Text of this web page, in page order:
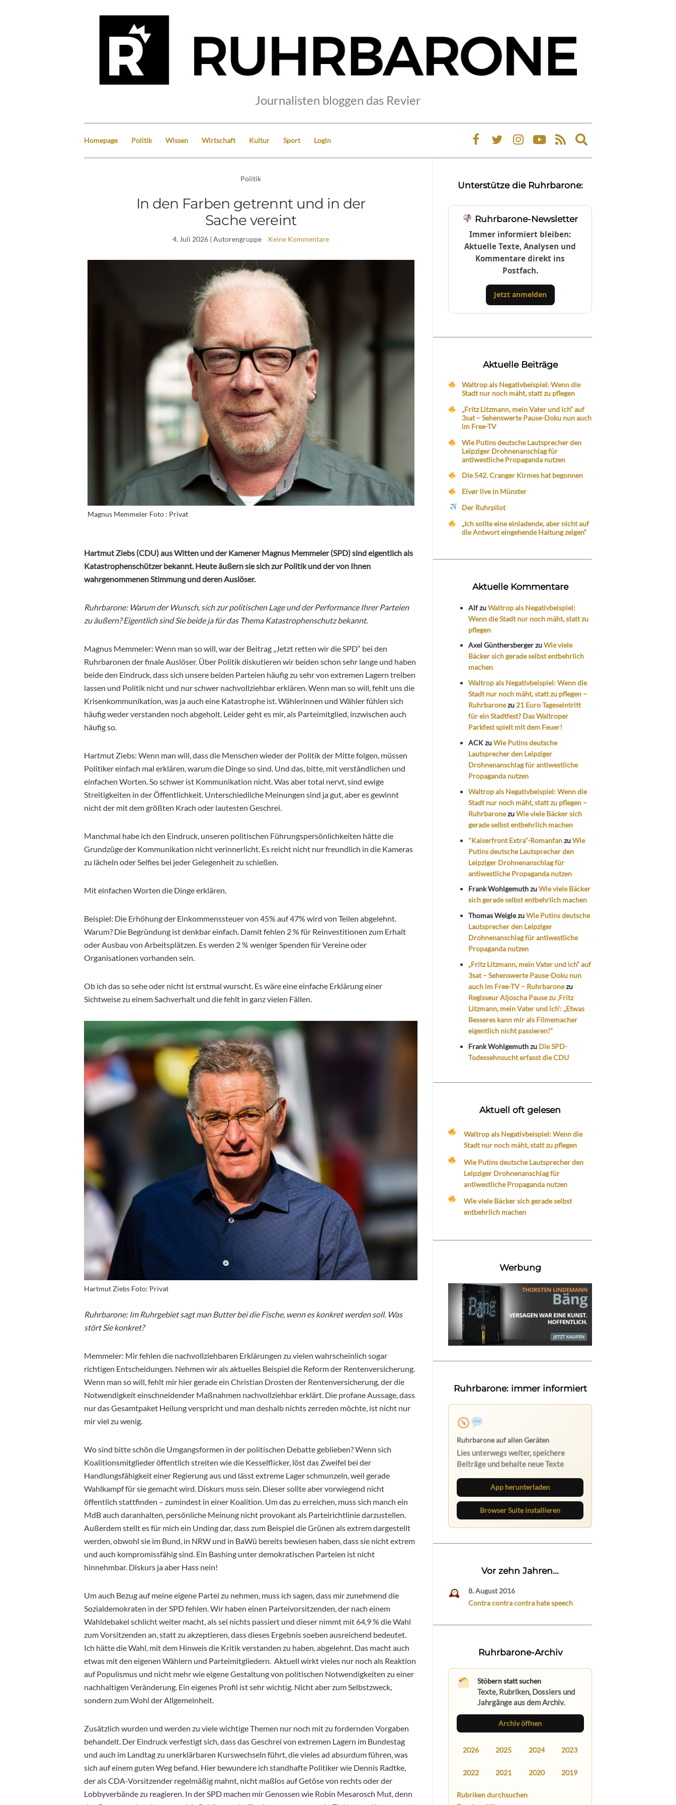
Journalisten bloggen das Revier
Homepage Politik Wissen Wirtschaft Kultur Sport Login
Expand
search
Politik
In den Farben getrennt und in der
Sache vereint
4. Juli 2026 | Autorengruppe Keine Kommentare
Magnus Memmeler Foto : Privat
Hartmut Ziebs (CDU) aus Witten und der Kamener Magnus Memmeler (SPD) sind eigentlich als
Katastrophenschützer bekannt. Heute äußern sie sich zur Politik und der von Ihnen
wahrgenommenen Stimmung und deren Auslöser.
Ruhrbarone: Warum der Wunsch, sich zur politischen Lage und der Performance Ihrer Parteien
zu äußern? Eigentlich sind Sie beide ja für das Thema Katastrophenschutz bekannt.
Magnus Memmeler: Wenn man so will, war der Beitrag „Jetzt retten wir die SPD“ bei den
Ruhrbaronen der finale Auslöser. Über Politik diskutieren wir beiden schon sehr lange und haben
beide den Eindruck, dass sich unsere beiden Parteien häufig zu sehr von extremen Lagern treiben
lassen und Politik nicht und nur schwer nachvollziehbar erklären. Wenn man so will, fehlt uns die
Krisenkommunikation, was ja auch eine Katastrophe ist. Wählerinnen und Wähler fühlen sich
häufig weder verstanden noch abgeholt. Leider geht es mir, als Parteimitglied, inzwischen auch
häufig so.
Hartmut Ziebs: Wenn man will, dass die Menschen wieder der Politik der Mitte folgen, müssen
Politiker einfach mal erklären, warum die Dinge so sind. Und das, bitte, mit verständlichen und
einfachen Worten. So schwer ist Kommunikation nicht. Was aber total nervt, sind ewige
Streitigkeiten in der Öffentlichkeit. Unterschiedliche Meinungen sind ja gut, aber es gewinnt
nicht der mit dem größten Krach oder lautesten Geschrei.
Manchmal habe ich den Eindruck, unseren politischen Führungspersönlichkeiten hätte die
Grundzüge der Kommunikation nicht verinnerlicht. Es reicht nicht nur freundlich in die Kameras
zu lächeln oder Selfies bei jeder Gelegenheit zu schießen.
Mit einfachen Worten die Dinge erklären.
Beispiel: Die Erhöhung der Einkommenssteuer von 45% auf 47% wird von Teilen abgelehnt.
Warum? Die Begründung ist denkbar einfach. Damit fehlen 2 % für Reinvestitionen zum Erhalt
oder Ausbau von Arbeitsplätzen. Es werden 2 % weniger Spenden für Vereine oder
Organisationen vorhanden sein.
Ob ich das so sehe oder nicht ist erstmal wurscht. Es wäre eine einfache Erklärung einer
Sichtweise zu einem Sachverhalt und die fehlt in ganz vielen Fällen.
Hartmut Ziebs Foto: Privat
Ruhrbarone: Im Ruhrgebiet sagt man Butter bei die Fische, wenn es konkret werden soll. Was
stört Sie konkret?
Memmeler: Mir fehlen die nachvollziehbaren Erklärungen zu vielen wahrscheinlich sogar
richtigen Entscheidungen. Nehmen wir als aktuelles Beispiel die Reform der Rentenversicherung.
Wenn man so will, fehlt mir hier gerade ein Christian Drosten der Rentenversicherung, der die
Notwendigkeit einschneidender Maßnahmen nachvollziehbar erklärt. Die profane Aussage, dass
nur das Gesamtpaket Heilung verspricht und man deshalb nichts zerreden möchte, ist nicht nur
mir viel zu wenig.
Wo sind bitte schön die Umgangsformen in der politischen Debatte geblieben? Wenn sich
Koalitionsmitglieder öffentlich streiten wie die Kesselflicker, löst das Zweifel bei der
Handlungsfähigkeit einer Regierung aus und lässt extreme Lager schmunzeln, weil gerade
Wahlkampf für sie gemacht wird. Diskurs muss sein. Dieser sollte aber vorwiegend nicht
öffentlich stattfinden – zumindest in einer Koalition. Um das zu erreichen, muss sich manch ein
MdB auch daranhalten, persönliche Meinung nicht provokant als Parteirichtlinie darzustellen.
Außerdem stellt es für mich ein Unding dar, dass zum Beispiel die Grünen als extrem dargestellt
werden, obwohl sie im Bund, in NRW und in BaWü bereits bewiesen haben, dass sie nicht extrem
und auch kompromissfähig sind. Ein Bashing unter demokratischen Parteien ist nicht
hinnehmbar. Diskurs ja aber Hass nein!
Um auch Bezug auf meine eigene Partei zu nehmen, muss ich sagen, dass mir zunehmend die
Sozialdemokraten in der SPD fehlen. Wir haben einen Parteivorsitzenden, der nach einem
Wahldebakel schlicht weiter macht, als sei nichts passiert und dieser nimmt mit 64,9 % die Wahl
zum Vorsitzenden an, statt zu akzeptieren, dass dieses Ergebnis soeben ausreichend bedeutet.
Ich hätte die Wahl, mit dem Hinweis die Kritik verstanden zu haben, abgelehnt. Das macht auch
etwas mit den eigenen Wählern und Parteimitgliedern. Aktuell wirkt vieles nur noch als Reaktion
auf Populismus und nicht mehr wie eigene Gestaltung von politischen Notwendigkeiten zu einer
nachhaltigen Veränderung. Ein eigenes Profil ist sehr wichtig. Nicht aber zum Selbstzweck,
sondern zum Wohl der Allgemeinheit.
Zusätzlich wurden und werden zu viele wichtige Themen nur noch mit zu fordernden Vorgaben
behandelt. Der Eindruck verfestigt sich, dass das Geschrei von extremen Lagern im Bundestag
und auch im Landtag zu unerklärbaren Kurswechseln führt, die vieles ad absurdum führen, was
sich auf einem guten Weg befand. Hier bewundere ich standhafte Politiker wie Dennis Radtke,
der als CDA-Vorsitzender regelmäßig mahnt, nicht maßlos auf Getöse von rechts oder der
Lobbyverbände zu reagieren. In der SPD machen mir Genossen wie Robin Mesarosch Mut, denn
Unterstütze die Ruhrbarone:
Ruhrbarone-Newsletter
Immer informiert bleiben:
Aktuelle Texte, Analysen und
Kommentare direkt ins
Postfach.
Jetzt anmelden
Aktuelle Beiträge
Waltrop als Negativbeispiel: Wenn die
Stadt nur noch mäht, statt zu pflegen
„Fritz Litzmann, mein Vater und ich“ auf
3sat – Sehenswerte Pause-Doku nun auch
im Free-TV
Wie Putins deutsche Lautsprecher den
Leipziger Drohnenanschlag für
antiwestliche Propaganda nutzen
Die 542. Cranger Kirmes hat begonnen
Eivør live in Münster
Der Ruhrpilot
„Ich sollte eine einladende, aber nicht auf
die Antwort eingehende Haltung zeigen“
Aktuelle Kommentare
AlfzuWaltrop als Negativbeispiel:
Wenn die Stadt nur noch mäht, statt zu
pflegen
Axel GünthersbergerzuWie viele
Bäcker sich gerade selbst entbehrlich
machen
Waltrop als Negativbeispiel: Wenn die
Stadt nur noch mäht, statt zu pflegen –
Ruhrbaronezu 21 Euro Tageseintritt
für ein Stadtfest? Das Waltroper
Parkfest spielt mit dem Feuer!
ACKzuWie Putins deutsche
Lautsprecher den Leipziger
Drohnenanschlag für antiwestliche
Propaganda nutzen
Waltrop als Negativbeispiel: Wenn die
Stadt nur noch mäht, statt zu pflegen –
RuhrbaronezuWie viele Bäcker sich
gerade selbst entbehrlich machen
"Kaiserfront Extra"-RomanfanzuWie
Putins deutsche Lautsprecher den
Leipziger Drohnenanschlag für
antiwestliche Propaganda nutzen
Frank WohlgemuthzuWie viele Bäcker
sich gerade selbst entbehrlich machen
Thomas WeiglezuWie Putins deutsche
Lautsprecher den Leipziger
Drohnenanschlag für antiwestliche
Propaganda nutzen
„Fritz Litzmann, mein Vater und ich“ auf
3sat – Sehenswerte Pause-Doku nun
auch im Free-TV – Ruhrbaronezu
Regisseur Aljoscha Pause zu ‚Fritz
Litzmann, mein Vater und ich‘: „Etwas
Besseres kann mir als Filmemacher
eigentlich nicht passieren!“
Frank Wohlgemuthzu Die SPD-
Todessehnsucht erfasst die CDU
Aktuell oft gelesen
Waltrop als Negativbeispiel: Wenn die
Stadt nur noch mäht, statt zu pflegen
Wie Putins deutsche Lautsprecher den
Leipziger Drohnenanschlag für
antiwestliche Propaganda nutzen
Wie viele Bäcker sich gerade selbst
entbehrlich machen
Werbung
Ruhrbarone: immer informiert
Ruhrbarone auf allen Geräten
Lies unterwegs weiter, speichere
Beiträge und behalte neue Texte
App herunterladen
Browser Suite installieren
Vor zehn Jahren...
8. August 2016
Contra contra contra hate speech
Ruhrbarone-Archiv
Stöbern statt suchen
Texte, Rubriken, Dossiers und
Jahrgänge aus dem Archiv.
Archiv öffnen
2026 2025 2024 2023
2022 2021 2020 2019
Rubriken durchsuchen